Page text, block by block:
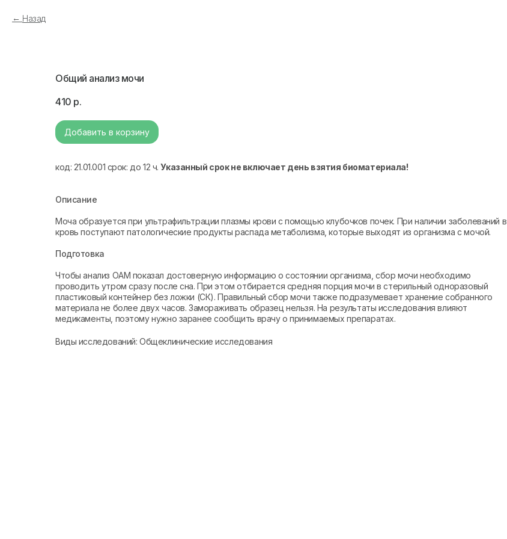
Назад
Общий анализ мочи
410 р.
Добавить в корзину
код: 21.01.001 срок: до 12 ч.Указанный срок не включает день взятия биоматериала!
Описание
Моча образуется при ультрафильтрации плазмы крови с помощью клубочков почек. При наличии заболеваний в
кровь поступают патологические продукты распада метаболизма, которые выходят из организма с мочой.
Подготовка
Чтобы анализ ОАМ показал достоверную информацию о состоянии организма, сбор мочи необходимо
проводить утром сразу после сна. При этом отбирается средняя порция мочи в стерильный одноразовый
пластиковый контейнер без ложки (СК). Правильный сбор мочи также подразумевает хранение собранного
материала не более двух часов. Замораживать образец нельзя. На результаты исследования влияют
медикаменты, поэтому нужно заранее сообщить врачу о принимаемых препаратах.
Виды исследований: Общеклинические исследования